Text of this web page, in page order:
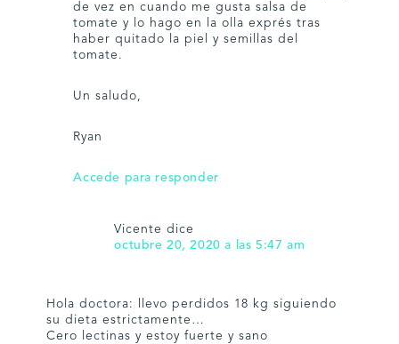
de vez en cuando me gusta salsa de
tomate y lo hago en la olla exprés tras
haber quitado la piel y semillas del
tomate.
Un saludo,
Ryan
Accede para responder
Vicente dice
octubre 20, 2020 a las 5:47 am
Hola doctora: llevo perdidos 18 kg siguiendo
su dieta estrictamente…
Cero lectinas y estoy fuerte y sano